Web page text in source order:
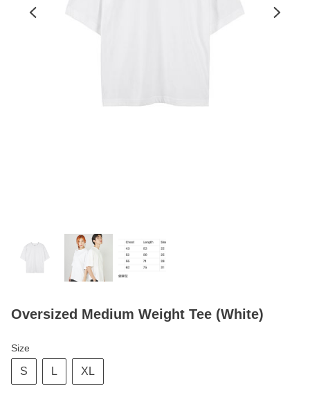
Oversized Medium Weight Tee (White)
Size
S L XL